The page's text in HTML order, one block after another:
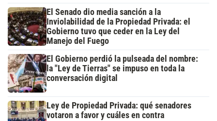
El Senado dio media sanción a la
Inviolabilidad de la Propiedad Privada: el
Gobierno tuvo que ceder en la Ley del
Manejo del Fuego
El Gobierno perdió la pulseada del nombre:
la "Ley de Tierras" se impuso en toda la
conversación digital
Ley de Propiedad Privada: qué senadores
votaron a favor y cuáles en contra